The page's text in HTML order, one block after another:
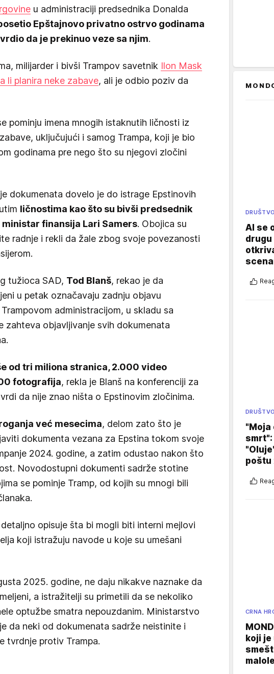
u administraciji predsednika Donalda
Epštajnovo privatno ostrvo godinama
da je prekinuo veze sa njim.
milijarder i bivši Trampov savetnik Ilon Mask
li planira neke zabave, ali je odbio poziv da
pominju imena mnogih istaknutih ličnosti iz
uključujući i samog Trampa, koji je bio
godinama pre nego što su njegovi zločini
dokumenata dovelo je do istrage Epstinovih
ličnostima kao što su bivši predsednik
ministar finansija Lari Samers. Obojica su
radnje i rekli da žale zbog svoje povezanosti
tužioca SAD, Tod Blanš, rekao je da
u petak označavaju zadnju objavu
administracijom, u skladu sa
zahteva objavljivanje svih dokumenata
od tri miliona stranica, 2.000 video
fotografija, rekla je Blanš na konferenciji za
da nije znao ništa o Epstinovim zločinima.
već mesecima, delom zato što je
dokumenta vezana za Epstina tokom svoje
2024. godine, a zatim odustao nakon što
Novodostupni dokumenti sadrže stotine
se pominje Tramp, od kojih su mnogi bili
opisuje šta bi mogli biti interni mejlovi
koji istražuju navode u koje su umešani
2025. godine, ne daju nikakve naznake da
a istražitelji su primetili da se nekoliko
optužbe smatra nepouzdanim. Ministarstvo
da neki od dokumenata sadrže neistinite i
tvrdnje protiv Trampa.
DRUŠTVO
AI se
DRUŠTVO
"Moja
poštu
CRNA
koji je